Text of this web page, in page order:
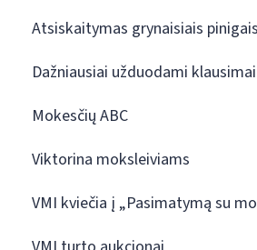
Atsiskaitymas grynaisiais pinigais
Dažniausiai užduodami klausimai
Mokesčių ABC
Viktorina moksleiviams
VMI kviečia į „Pasimatymą su